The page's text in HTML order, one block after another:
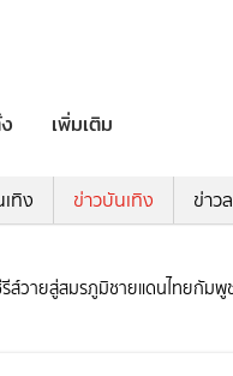
เพิ่มเติม
ทิง ข่าวบันเทิง ข่าว
ส์วายสู่สมรภูมิชายแดนไทยกัมพู